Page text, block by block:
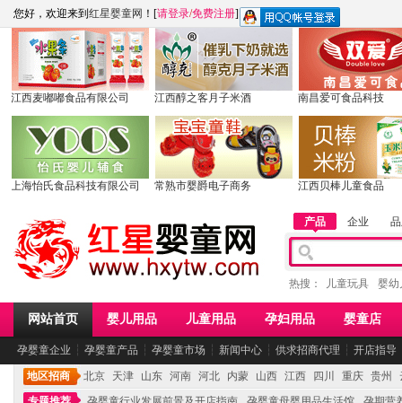
您好，欢迎来到 红星婴童网 ！[请登录/免费注册]
江西麦嘟嘟食品有限公司 江西醇之客月子米酒 南昌爱可食品科技
上海怡氏食品科技有限公司 常熟市婴爵电子商务 江西贝棒儿童食品
产品 企业
热搜： 儿童玩具 婴幼
网站首页 婴儿用品 儿童用品 孕妇用品 婴童店
孕婴童企业 ┆ 孕婴童产品 ┆ 孕婴童市场 ┆ 新闻中心 ┆ 供求招商代理 ┆ 开店指导
地区招商 北京 天津 山东 河南 河北 内蒙 山西 江西 四川 重庆 贵州